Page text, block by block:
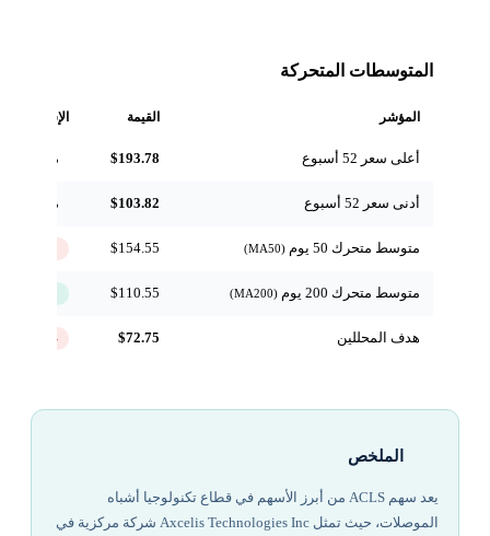
المتوسطات المتحركة
المؤشر القيمة الإشارة
أعلى سعر 52 أسبوع $193.78 مرجعي
أدنى سعر 52 أسبوع $103.82 مرجعي
متوسط متحرك 50 يوم $154.55
متوسط متحرك 200 يوم $110.55
هدف المحللين $72.75
الملخص
يعد سهم ACLS من أبرز الأسهم في قطاع تكنولوجيا أشباه
الموصلات، حيث تمثل Axcelis Technologies Inc شركة مركزية في